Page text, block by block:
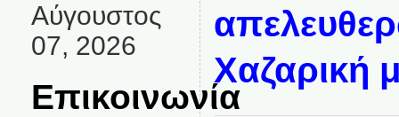
Αύγουστος
07, 2026
Επικοινωνία
Χαζαρική